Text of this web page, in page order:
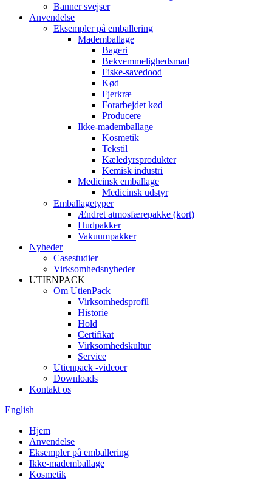
Banner svejser
Anvendelse
Eksempler på emballering
Mademballage
Bageri
Bekvemmelighedsmad
Fiske-savedood
Kød
Fjerkræ
Forarbejdet kød
Producere
Ikke-mademballage
Kosmetik
Tekstil
Kæledyrsprodukter
Kemisk industri
Medicinsk emballage
Medicinsk udstyr
Emballagetyper
Ændret atmosfærepakke (kort)
Hudpakker
Vakuumpakker
Nyheder
Casestudier
Virksomhedsnyheder
UTIENPACK
Om UtienPack
Virksomhedsprofil
Historie
Hold
Certifikat
Virksomhedskultur
Service
Utienpack -videoer
Downloads
Kontakt os
English
Hjem
Anvendelse
Eksempler på emballering
Ikke-mademballage
Kosmetik